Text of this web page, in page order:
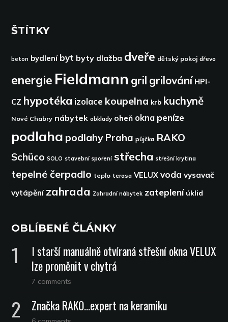
ŠTÍTKY
beton bydlení byt byty dlažba dveře dětský pokoj dřevo
energie Fieldmann gril grilování HPI-
CZ hypotéka izolace koupelna krb kuchyně
Nové Chabry nábytek obklady oheň okna peníze
podlaha podlahy Praha půjčka RAKO
Schüco SOLO stavební spoření střecha střešní krytina
tepelné čerpadlo teplo terasa VELUX voda vysavač
vytápění zahrada Zahradní nábytek zateplení úklid
OBLÍBENÉ ČLÁNKY
I starší manuálně otvíraná střešní okna VELUX
lze proměnit v chytrá
7 comments
Značka RAKO…expert na keramiku